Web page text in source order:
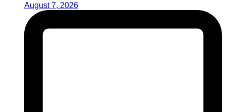
August 7, 2026